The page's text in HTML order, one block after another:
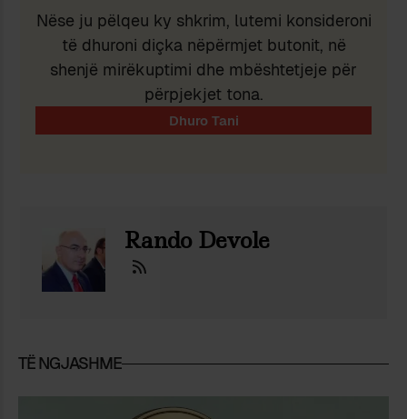
Nëse ju pëlqeu ky shkrim, lutemi konsideroni
të dhuroni diçka nëpërmjet butonit, në
shenjë mirëkuptimi dhe mbështetjeje për
përpjekjet tona.
Rando Devole
TË NGJASHME